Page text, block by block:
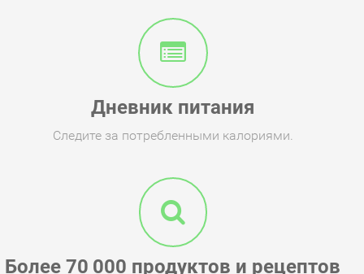
Дневник питания
Следите за потребленными калориями.
Более 70 000 продуктов и рецептов